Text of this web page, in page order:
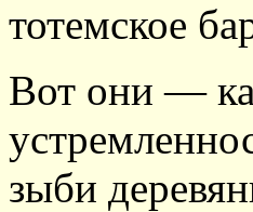
тотемское
Вот они —
зыби